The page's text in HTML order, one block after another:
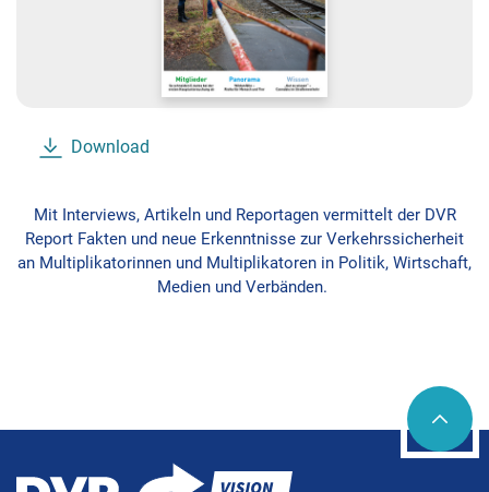
Download
Mit Interviews, Artikeln und Reportagen vermittelt der DVR
Report Fakten und neue Erkenntnisse zur Verkehrssicherheit
an Multiplikatorinnen und Multiplikatoren in Politik, Wirtschaft,
Medien und Verbänden.